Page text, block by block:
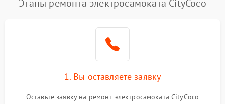
Этапы ремонта электросамоката CityCoco
1. Вы оставляете заявку
Оставьте заявку на ремонт электросамоката CityCoco